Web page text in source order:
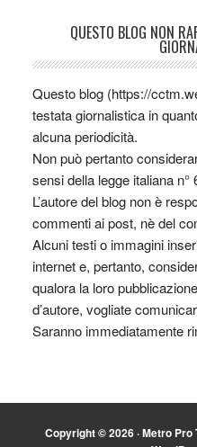
QUESTO BLOG NON
Questo blog (https://
testata giornalistica in
alcuna periodicità.
Non può pertanto
sensi della legge italiana n°
L’autore del blog non è
commenti ai post, nè del
Alcuni testi o immagini
internet e, pertanto,
qualora la loro
d’autore, vogliate
Saranno immediatamente
Copyright © 2026 ·Metro Pro